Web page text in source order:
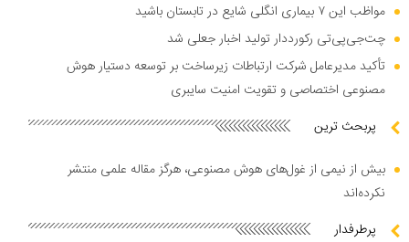
مواظب این ۷ بیماری انگلی شایع در تابستان باشید
چت‌جی‌پی‌تی رکورددار تولید اخبار جعلی شد
تأکید مدیرعامل شرکت ارتباطات زیرساخت بر توسعه دستیار هوش
مصنوعی اختصاصی و تقویت امنیت سایبری
پربحث ترین
بیش از نیمی از غول‌های هوش مصنوعی، هرگز مقاله علمی منتشر
نکرده‌اند
پرطرفدار